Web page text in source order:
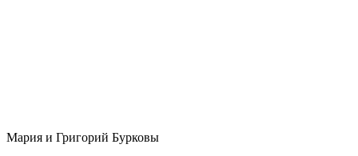
Мария и Григорий Бурковы